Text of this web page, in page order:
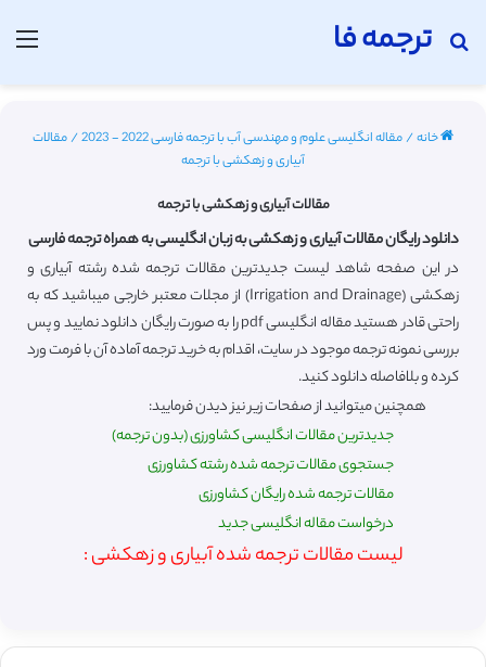
ترجمه فا
جستجو برای
خانه/مقاله انگلیسی علوم و مهندسی آب با ترجمه فارسی 2022 - 2023 /مقالات
آبیاری و زهکشی با ترجمه
مقالات آبیاری و زهکشی با ترجمه
دانلود رایگان مقالات آبیاری و زهکشی به زبان انگلیسی به همراه ترجمه فارسی
در این صفحه شاهد لیست جدیدترین مقالات ترجمه شده رشته آبیاری و
زهکشی (Irrigation and Drainage) از مجلات معتبر خارجی میباشید که به
راحتی قادر هستید مقاله انگلیسی pdf را به صورت رایگان دانلود نمایید و پس
بررسی نمونه ترجمه موجود در سایت، اقدام به خرید ترجمه آماده آن با فرمت ورد
کرده و بلافاصله دانلود کنید.
همچنین میتوانید از صفحات زیر نیز دیدن فرمایید:
جدیدترین مقالات انگلیسی کشاورزی (بدون ترجمه)
جستجوی مقالات ترجمه شده رشته کشاورزی
مقالات ترجمه شده رایگان کشاورزی
درخواست مقاله انگلیسی جدید
لیست مقالات ترجمه شده آبیاری و زهکشی :